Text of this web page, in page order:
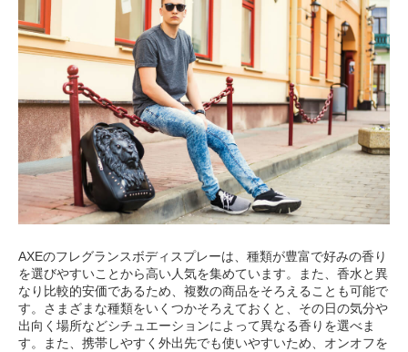
AXEのフレグランスボディスプレーは、種類が豊富で好みの香り
を選びやすいことから高い人気を集めています。また、香水と異
なり比較的安価であるため、複数の商品をそろえることも可能で
す。さまざまな種類をいくつかそろえておくと、その日の気分や
出向く場所などシチュエーションによって異なる香りを選べま
す。また、携帯しやすく外出先でも使いやすいため、オンオフを